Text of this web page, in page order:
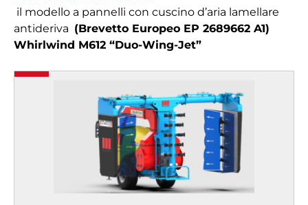
il modello a pannelli con cuscino d’aria lamellare
antideriva (Brevetto Europeo EP 2689662 A1)
Whirlwind M612 “Duo-Wing-Jet”